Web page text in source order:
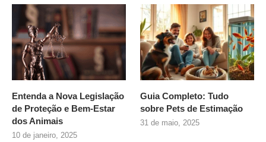
Entenda a Nova Legislação
de Proteção e Bem-Estar
dos Animais
10 de janeiro, 2025
Guia Completo: Tudo
sobre Pets de Estimação
31 de maio, 2025